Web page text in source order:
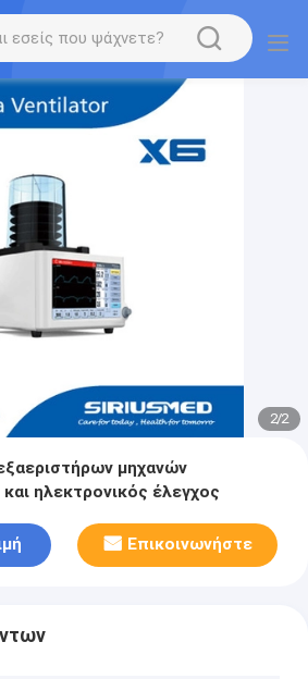
2/2
μηχανών
και ηλεκτρονικός έλεγχος
Επικοινωνήστε